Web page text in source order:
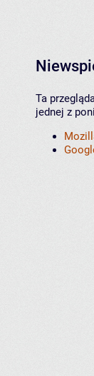
Ta
jednej z